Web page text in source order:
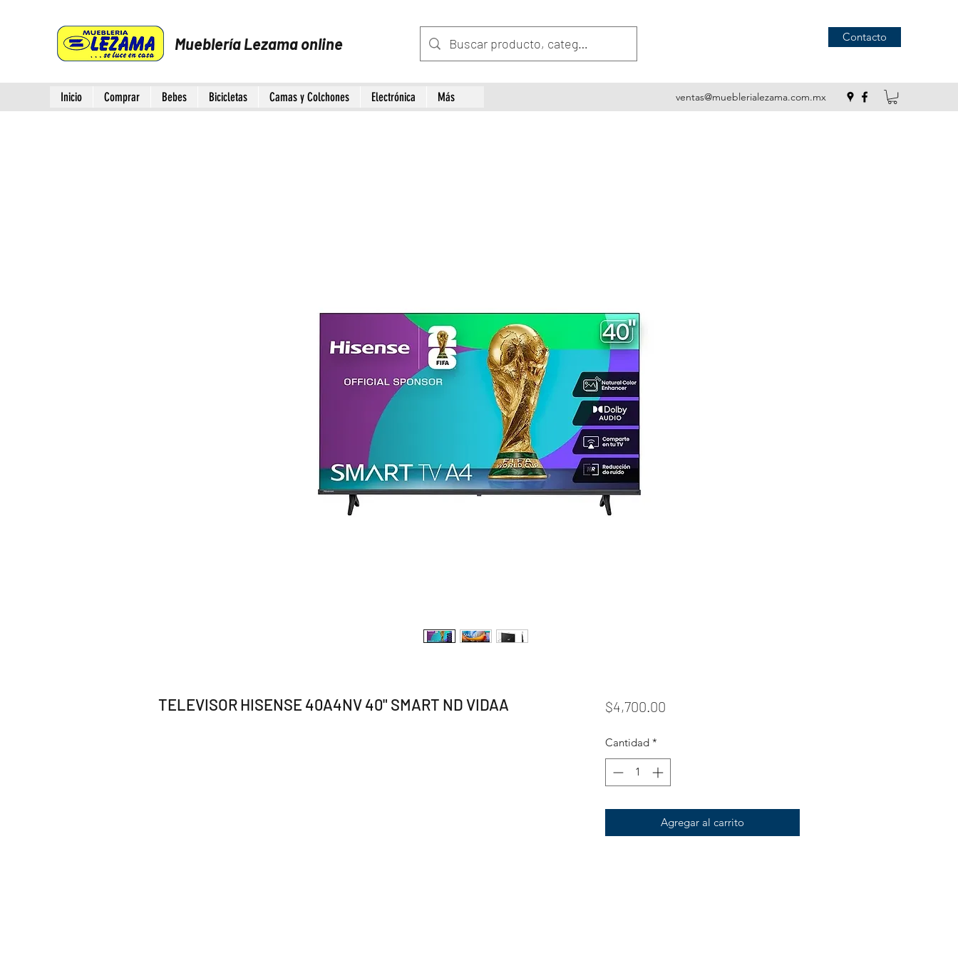
Mueblería Lezama online Contacto
Inicio Comprar Bebes Bicicletas Camas y Colchones Electrónica Más ventas@mueblerialezama.com.mx
TELEVISOR HISENSE 40A4NV 40" SMART ND VIDAA $4,700.00Precio
Cantidad *
Agregar al carrito